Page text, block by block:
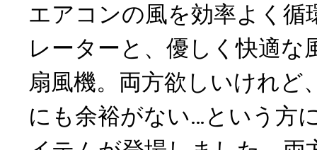
エアコンの風を効率よく循
レーターと、優しく快適な
扇風機。両方欲しいけれど
にも余裕がない…という方